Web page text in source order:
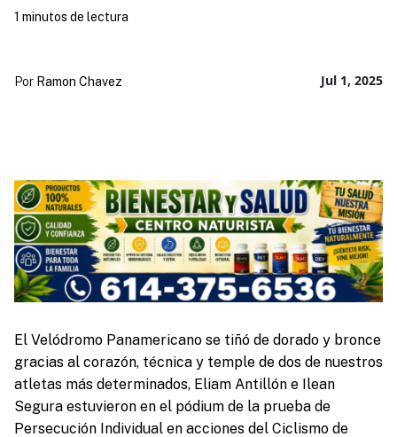
Jul 1, 2025
Por Ramon Chavez
1 minutos de lectura
El Velódromo Panamericano se tiñó de dorado y bronce
gracias al corazón, técnica y temple de dos de nuestros
atletas más determinados, Eliam Antillón e Ilean
Segura estuvieron en el pódium de la prueba de
Persecución Individual en acciones del Ciclismo de